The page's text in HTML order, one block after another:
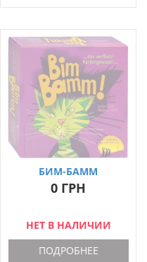
БИМ-БАММ
(BIMBAMM)
0 ГРН
НЕТ В НАЛИЧИИ
ПОДРОБНЕЕ